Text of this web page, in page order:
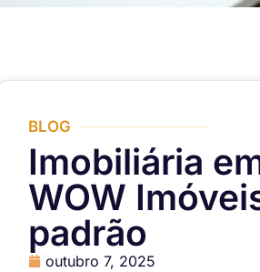
BLOG
Imobiliária
WOW
padrão
outubro 7, 2025